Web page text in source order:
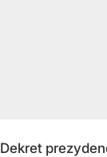
Dekret